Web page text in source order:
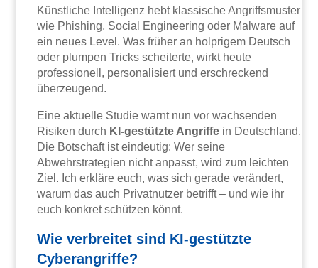
Künstliche Intelligenz hebt klassische Angriffsmuster
wie Phishing, Social Engineering oder Malware auf
ein neues Level. Was früher an holprigem Deutsch
oder plumpen Tricks scheiterte, wirkt heute
professionell, personalisiert und erschreckend
überzeugend.
Eine aktuelle Studie warnt nun vor wachsenden
Risiken durch KI-gestützte Angriffe in Deutschland.
Die Botschaft ist eindeutig: Wer seine
Abwehrstrategien nicht anpasst, wird zum leichten
Ziel. Ich erkläre euch, was sich gerade verändert,
warum das auch Privatnutzer betrifft – und wie ihr
euch konkret schützen könnt.
Wie verbreitet sind KI-gestützte
Cyberangriffe?